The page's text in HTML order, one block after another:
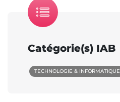
Catégorie(s) IAB
TECHNOLOGIE & INFORMATIQUE